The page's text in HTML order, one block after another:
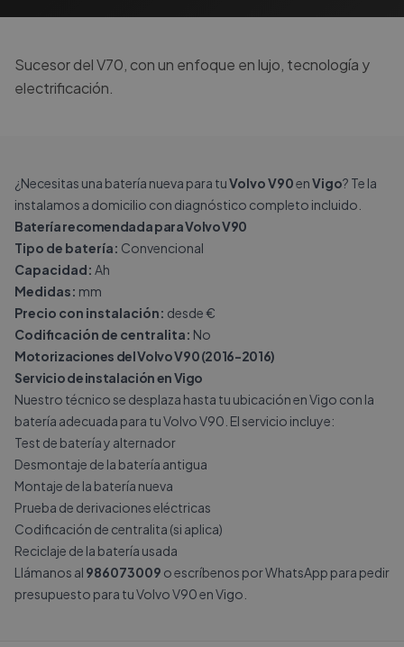
Sucesor del V70, con un enfoque en lujo, tecnología y
electrificación.
¿Necesitas una batería nueva para tuVolvo V90enVigo? Te la
instalamos a domicilio con diagnóstico completo incluido.
Batería recomendada para Volvo V90
Tipo de batería: Convencional
Capacidad: Ah
Medidas: mm
Precio con instalación: desde €
Codificación de centralita: No
Motorizaciones del Volvo V90 (2016-2016)
Servicio de instalación en Vigo
Nuestro técnico se desplaza hasta tu ubicación en Vigo con la
batería adecuada para tu Volvo V90. El servicio incluye:
Test de batería y alternador
Desmontaje de la batería antigua
Montaje de la batería nueva
Prueba de derivaciones eléctricas
Codificación de centralita (si aplica)
Reciclaje de la batería usada
Llámanos al 986073009 o escríbenos porWhatsApp para pedir
presupuesto para tu Volvo V90 en Vigo.